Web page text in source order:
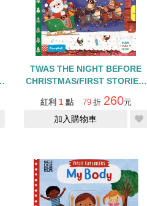
TWAS THE NIGHT BEFORE
CHRISTMAS/FIRST STORIES/
紅利 1 點 79 折 260元
加入購物車